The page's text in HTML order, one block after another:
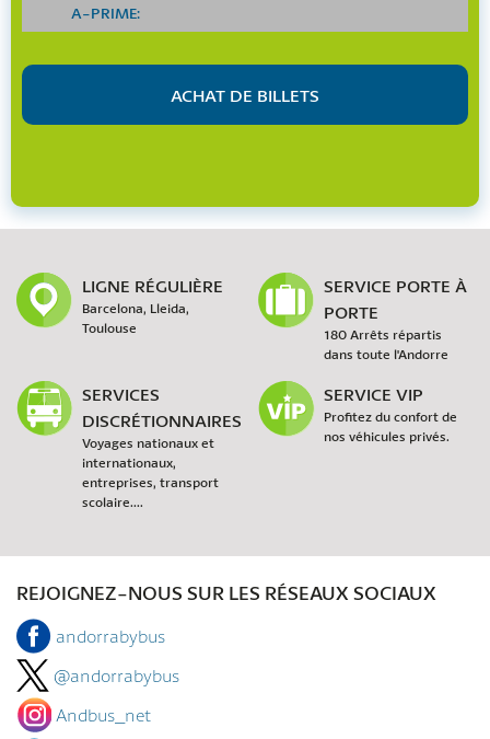
A-PRIME:
LIGNE RÉGULIÈRE
Barcelona, Lleida,
Toulouse
SERVICE PORTE À
PORTE
180 Arrêts répartis
dans toute l'Andorre
SERVICES
DISCRÉTIONNAIRES
Voyages nationaux et
internationaux,
entreprises, transport
scolaire....
SERVICE VIP
Profitez du confort de
nos véhicules privés.
REJOIGNEZ-NOUS SUR LES RÉSEAUX SOCIAUX
andorrabybus
@andorrabybus
Andbus_net